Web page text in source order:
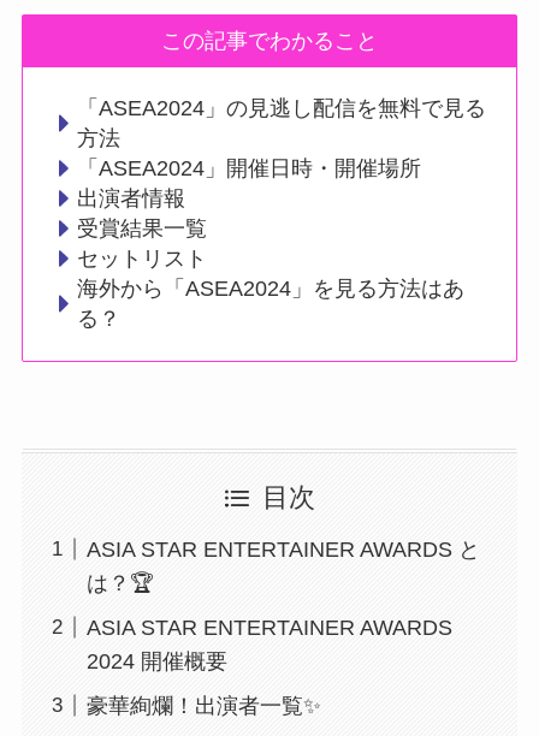
この記事でわかること
「ASEA2024」の見逃し配信を無料で見る
方法
「ASEA2024」開催日時・開催場所
出演者情報
受賞結果一覧
セットリスト
海外から「ASEA2024」を見る方法はあ
る？
目次
ASIA STAR ENTERTAINER AWARDS と
は？🏆
ASIA STAR ENTERTAINER AWARDS
2024 開催概要
豪華絢爛！出演者一覧✨